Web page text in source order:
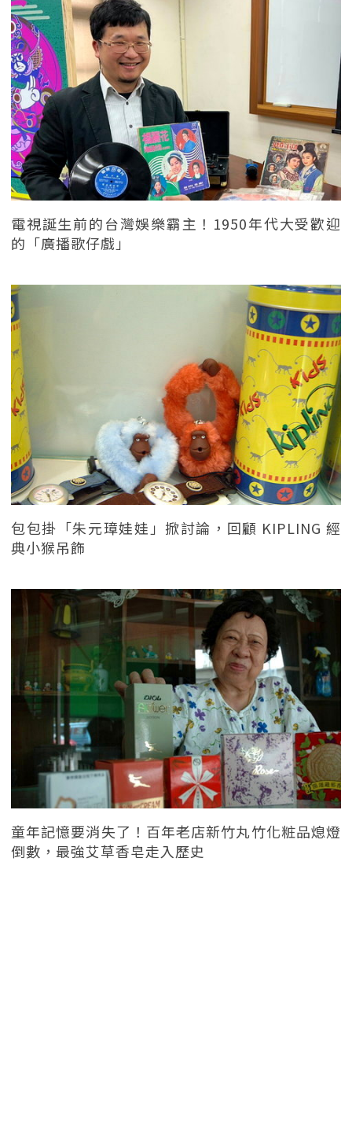
電視誕生前的台灣娛樂霸主！1950年代大受歡迎
的「廣播歌仔戲」
包包掛「朱元璋娃娃」掀討論，回顧 KIPLING 經
典小猴吊飾
童年記憶要消失了！百年老店新竹丸竹化粧品熄燈
倒數，最強艾草香皂走入歷史